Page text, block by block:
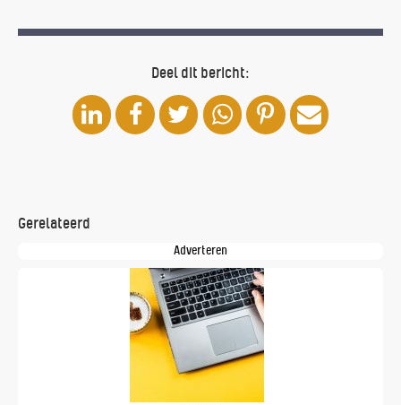
Deel dit bericht:
Gerelateerd
Adverteren